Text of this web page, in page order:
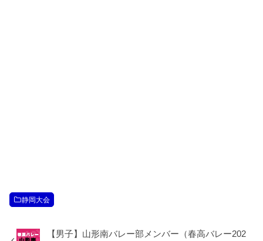
静岡大会
【男子】山形南バレー部メンバー（春高バレー202